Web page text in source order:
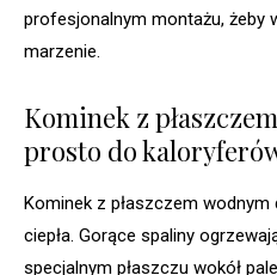
profesjonalnym montażu, żeby
marzenie.
Kominek z
prosto do
Kominek z płaszczem wodnym
ciepła. Gorące spaliny
specjalnym płaszczu wokół